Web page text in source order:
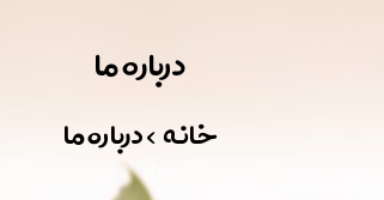
درباره ما
خانه > درباره ما